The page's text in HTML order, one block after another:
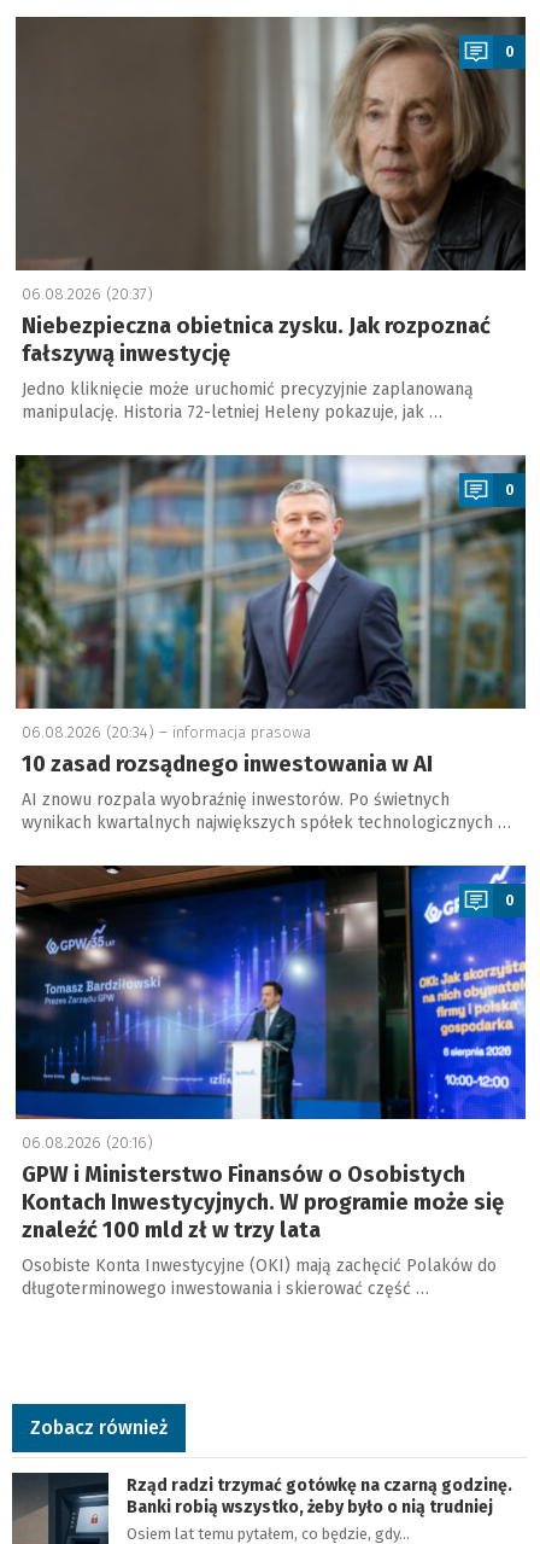
a
0
06.08.2026 (20:37)
Niebezpieczna obietnica zysku. Jak rozpoznać
fałszywą inwestycję
Jedno kliknięcie może uruchomić precyzyjnie zaplanowaną
manipulację. Historia 72-letniej Heleny pokazuje, jak …
a
0
06.08.2026 (20:34) – informacja prasowa
10 zasad rozsądnego inwestowania w AI
AI znowu rozpala wyobraźnię inwestorów. Po świetnych
wynikach kwartalnych największych spółek technologicznych …
a
0
06.08.2026 (20:16)
GPW i Ministerstwo Finansów o Osobistych
Kontach Inwestycyjnych. W programie może się
znaleźć 100 mld zł w trzy lata
Osobiste Konta Inwestycyjne (OKI) mają zachęcić Polaków do
długoterminowego inwestowania i skierować część …
Zobacz również
Rząd radzi trzymać gotówkę na czarną godzinę.
Banki robią wszystko, żeby było o nią trudniej
Osiem lat temu pytałem, co będzie, gdy…